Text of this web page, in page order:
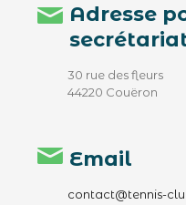
Adresse
30 rue des fleurs
44220 Couëron
Email
contact@tennis-